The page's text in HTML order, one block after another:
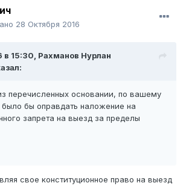
28 Октября 2016
в 15:30, Рахманов Нурлан
перечисленных основании, по вашему
бы оправдать наложение на
запрета на выезд за пределы
свое конституционное право на выезд